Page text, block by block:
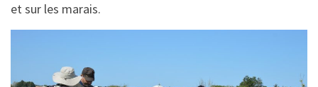
et sur les marais.